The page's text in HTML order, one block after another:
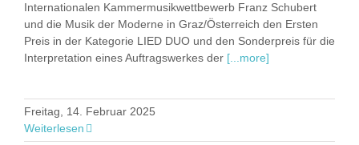
Internationalen Kammermusikwettbewerb Franz Schubert
und die Musik der Moderne in Graz/Österreich den Ersten
Preis in der Kategorie LIED DUO und den Sonderpreis für die
Interpretation eines Auftragswerkes der [...more]
Freitag, 14. Februar 2025
Weiterlesen